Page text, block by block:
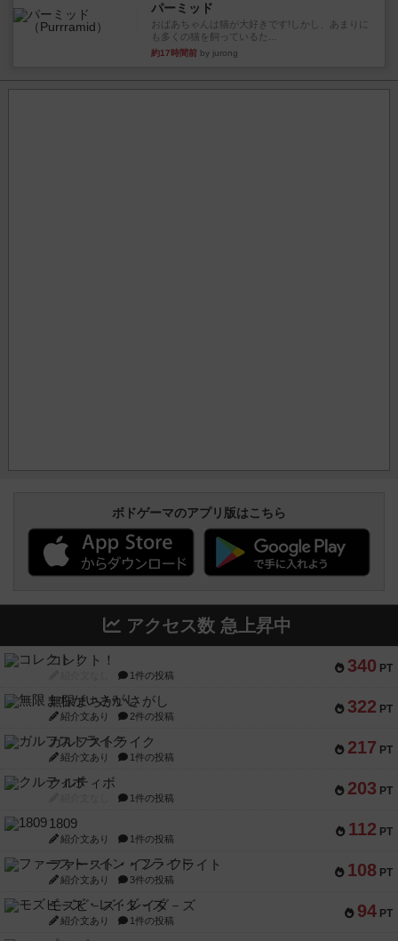
パーミッド
おばあちゃんは猫が大好きです!しかし、あまりに
も多くの猫を飼っているた...
約17時間前 by jurong
ボドゲーマのアプリ版はこちら
アクセス数 急上昇中
340 PT
コレクト！
1件の投稿
322 PT
無限まちがいさがし
紹介文あり 2件の投稿
217 PT
ガルフストライク
紹介文あり 1件の投稿
203 PT
クルティボ
1件の投稿
112 PT
1809
紹介文あり 1件の投稿
108 PT
ファースト・イン・フライト
紹介文あり 3件の投稿
94 PT
モズビ－ズ・レイダ－ズ
紹介文あり 1件の投稿